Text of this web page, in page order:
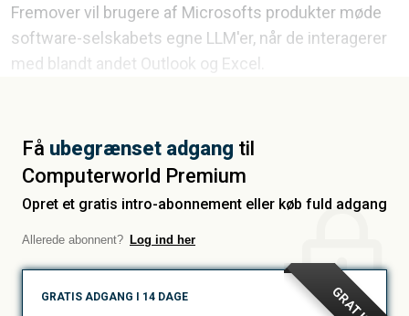
Fremover vil brugere af Microsofts produkter møde
software-selskabets egne LLM'er, når de interagerer
med blandt andet Outlook og Excel.
Få ubegrænset adgang til
Computerworld Premium
Opret et gratis intro-abonnement eller køb fuld adgang
Allerede abonnent? Log ind her
GRATIS
GRATIS ADGANG I 14 DAGE